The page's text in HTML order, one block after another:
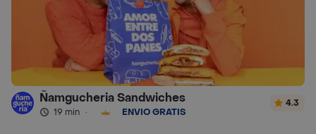
Ñamgucheria Sandwiches
19 min · ENVÍO GRATIS
4.3